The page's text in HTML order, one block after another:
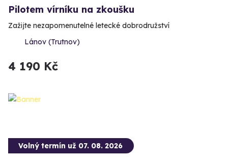
Pilotem vírníku na zkoušku
Zažijte nezapomenutelné letecké dobrodružství
Lánov (Trutnov)
4 190 Kč
Volný termín už 07. 08. 2026